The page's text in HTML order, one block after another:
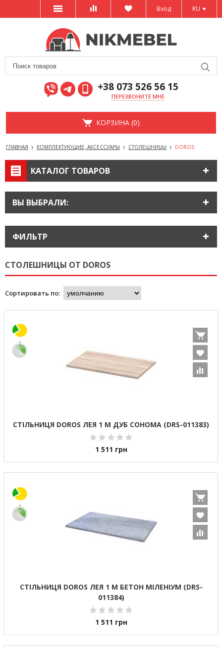
RU
Вход
+38 073 526 56 15
ПЕРЕЗВОНИТЕ МНЕ
КОРЗИНА (0)
ГЛАВНАЯ КОМПЛЕКТУЮЩИЕ, АКСЕССУАРЫ СТОЛЕШНИЦЫ DOROS
КАТАЛОГ ТОВАРОВ
ВЫ ВЫБРАЛИ:
ФИЛЬТР
СТОЛЕШНИЦЫ ОТ DOROS
Сортировать по:
СТІЛЬНИЦЯ DOROS ЛЕЯ 1 М ДУБ СОНОМА (DRS-011383)
1 511 грн
СТІЛЬНИЦЯ DOROS ЛЕЯ 1 М БЕТОН МІЛЕНІУМ (DRS-
011384)
1 511 грн